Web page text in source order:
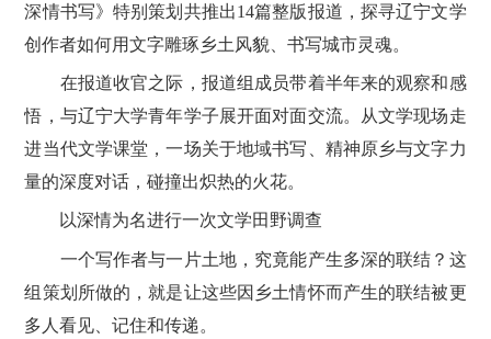
深情书写》特别策划共推出14篇整版报道，探寻辽宁文学
创作者如何用文字雕琢乡土风貌、书写城市灵魂。
在报道收官之际，报道组成员带着半年来的观察和感
悟，与辽宁大学青年学子展开面对面交流。从文学现场走
进当代文学课堂，一场关于地域书写、精神原乡与文字力
量的深度对话，碰撞出炽热的火花。
以深情为名进行一次文学田野调查
一个写作者与一片土地，究竟能产生多深的联结？这
组策划所做的，就是让这些因乡土情怀而产生的联结被更
多人看见、记住和传递。